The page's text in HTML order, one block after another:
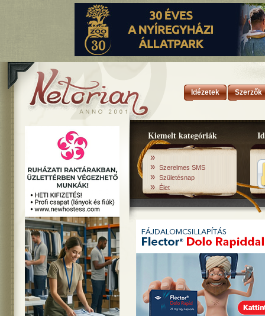
Idézetek Szerzők
Kiemelt kategóriák
»
» Szerelmes SMS
» Születésnap
» Élet